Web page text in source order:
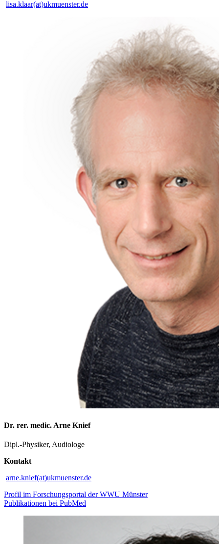
lisa.klaar(at)ukmuenster.de
Dr. rer. medic. Arne Knief
Dipl.-Physiker, Audiologe
Kontakt
arne.knief(at)ukmuenster.de
Profil im Forschungsportal der WWU Münster
Publikationen bei PubMed